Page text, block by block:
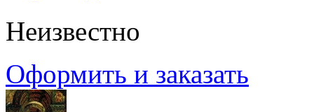
Неизвестно
Оформить и заказать